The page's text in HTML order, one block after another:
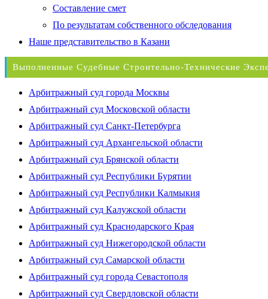
Составление смет
По результатам собственного обследования
Наше представительство в Казани
Выполненные Судебные Строительно-Технические
Арбитражный суд города Москвы
Арбитражный суд Московской области
Арбитражный суд Санкт-Петербурга
Арбитражный суд Архангельской области
Арбитражный суд Брянской области
Арбитражный суд Республики Бурятии
Арбитражный суд Республики Калмыкия
Арбитражный суд Калужской области
Арбитражный суд Краснодарского Края
Арбитражный суд Нижегородской области
Арбитражный суд Самарской области
Арбитражный суд города Севастополя
Арбитражный суд Свердловской области